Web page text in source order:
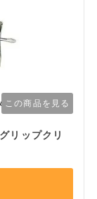
この商品を見る
ップクリ